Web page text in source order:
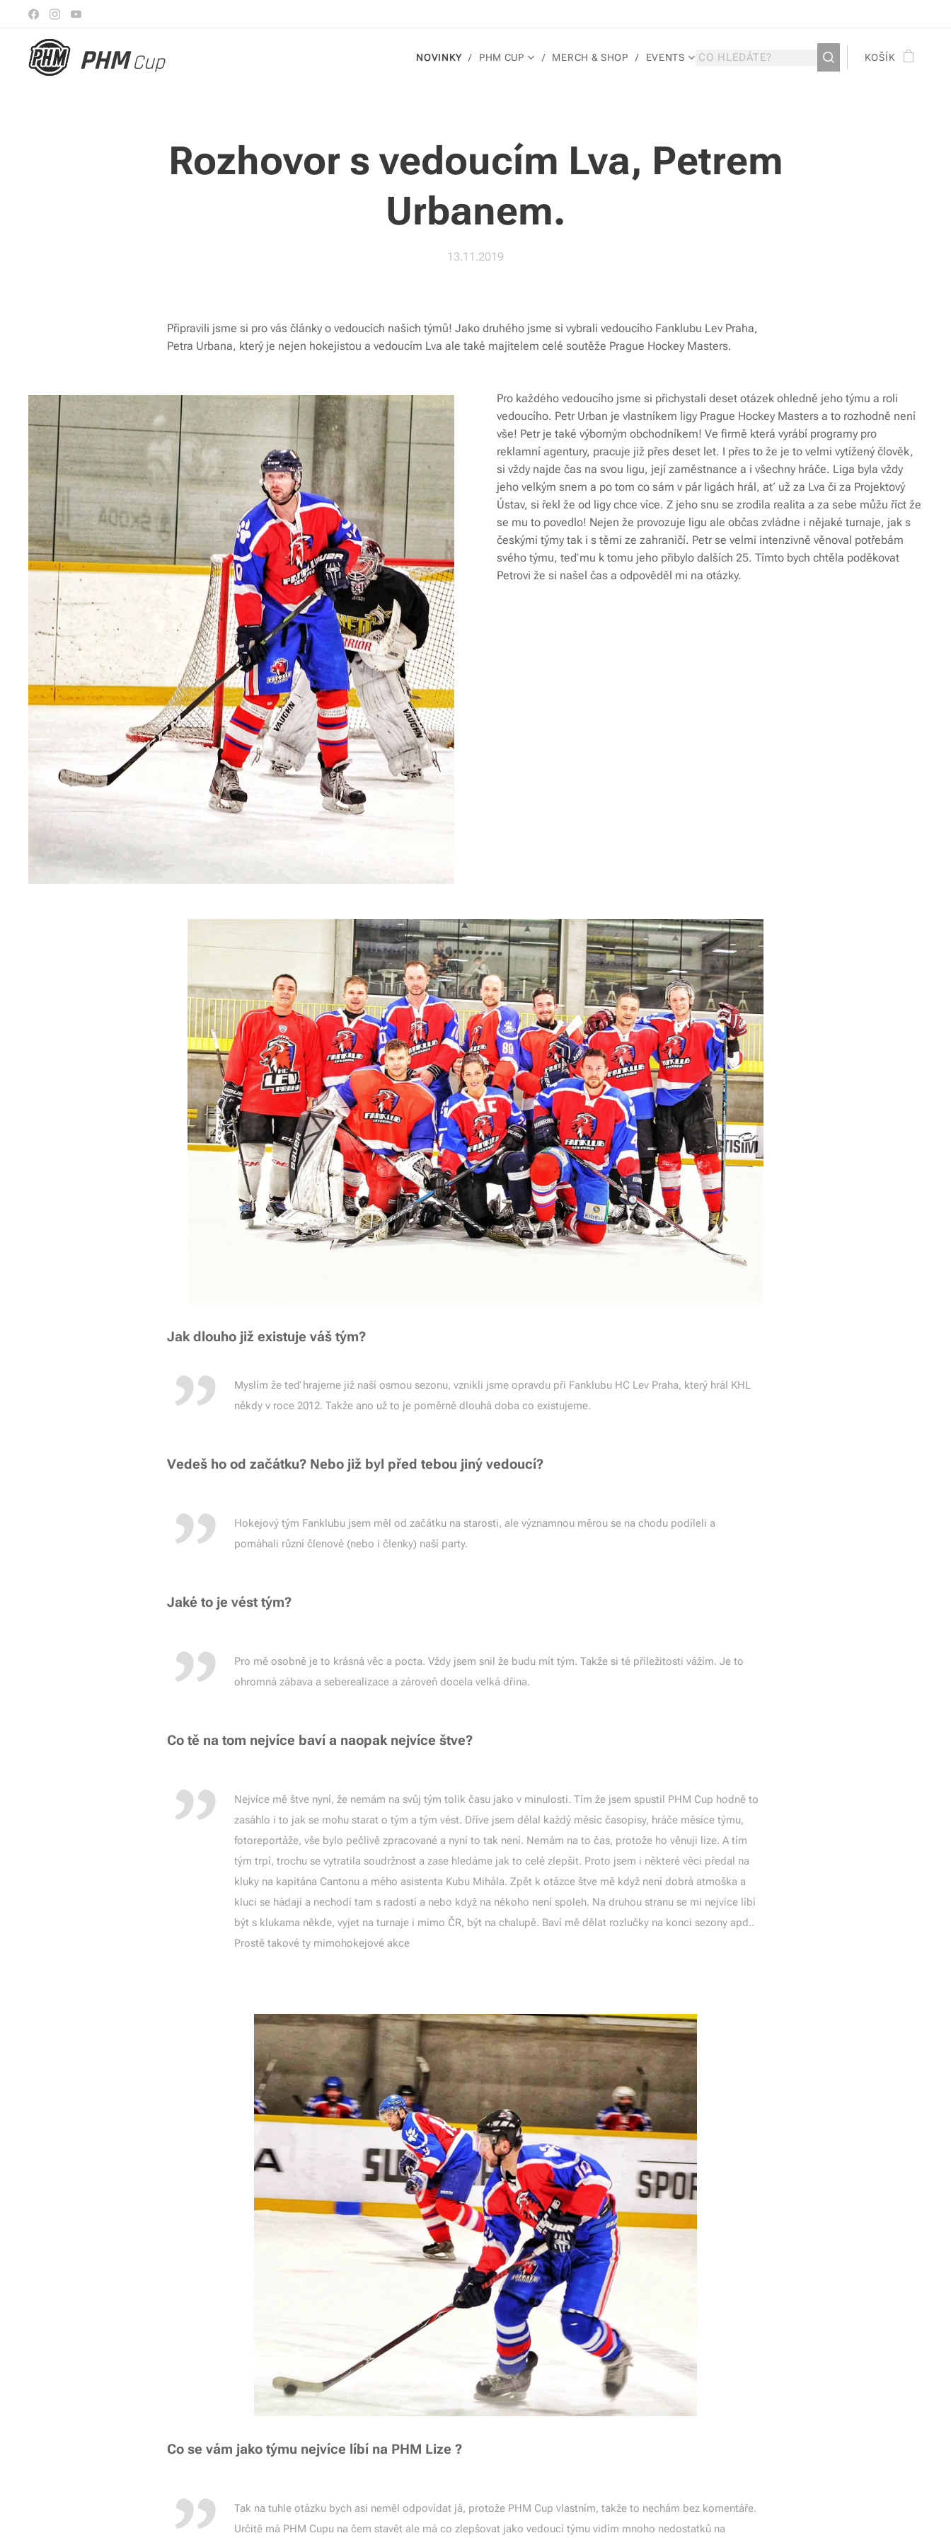
PHM Cup NOVINKY PHM CUP MERCH & SHOP EVENTS KOŠÍK
Rozhovor s vedoucím Lva, Petrem
Urbanem.
13.11.2019
Připravili jsme si pro vás články o vedoucích našich týmů! Jako druhého jsme si vybrali vedoucího Fanklubu Lev Praha,
Petra Urbana, který je nejen hokejistou a vedoucím Lva ale také majitelem celé soutěže Prague Hockey Masters.
Pro každého vedoucího jsme si přichystali deset otázek ohledně jeho týmu a roli
vedoucího. Petr Urban je vlastníkem ligy Prague Hockey Masters a to rozhodně není
vše! Petr je také výborným obchodníkem! Ve firmě která vyrábí programy pro
reklamní agentury, pracuje již přes deset let. I přes to že je to velmi vytížený člověk,
si vždy najde čas na svou ligu, její zaměstnance a i všechny hráče. Liga byla vždy
jeho velkým snem a po tom co sám v pár ligách hrál, ať už za Lva či za Projektový
Ústav, si řekl že od ligy chce více. Z jeho snu se zrodila realita a za sebe můžu říct že
se mu to povedlo! Nejen že provozuje ligu ale občas zvládne i nějaké turnaje, jak s
českými týmy tak i s těmi ze zahraničí. Petr se velmi intenzivně věnoval potřebám
svého týmu, teď mu k tomu jeho přibylo dalších 25. Tímto bych chtěla poděkovat
Petrovi že si našel čas a odpověděl mi na otázky.
Jak dlouho již existuje váš tým?
Myslím že teď hrajeme již naší osmou sezonu, vznikli jsme opravdu při Fanklubu HC Lev Praha, který hrál KHL
někdy v roce 2012. Takže ano už to je poměrně dlouhá doba co existujeme.
Vedeš ho od začátku? Nebo již byl před tebou jiný vedoucí?
Hokejový tým Fanklubu jsem měl od začátku na starosti, ale významnou měrou se na chodu podíleli a
pomáhali různí členové (nebo i členky) naší party.
Jaké to je vést tým?
Pro mě osobně je to krásná věc a pocta. Vždy jsem snil že budu mít tým. Takže si té příležitosti vážím. Je to
ohromná zábava a seberealizace a zároveň docela velká dřina.
Co tě na tom nejvíce baví a naopak nejvíce štve?
Nejvíce mě štve nyní, že nemám na svůj tým tolik času jako v minulosti. Tím že jsem spustil PHM Cup hodně to
zasáhlo i to jak se mohu starat o tým a tým vést. Dříve jsem dělal každý měsíc časopisy, hráče měsíce týmu,
fotoreportáže, vše bylo pečlivě zpracované a nyní to tak není. Nemám na to čas, protože ho věnuji lize. A tím
tým trpí, trochu se vytratila soudržnost a zase hledáme jak to celé zlepšit. Proto jsem i některé věci předal na
kluky na kapitána Cantonu a mého asistenta Kubu Mihála. Zpět k otázce štve mě když není dobrá atmoška a
kluci se hádají a nechodí tam s radostí a nebo když na někoho není spoleh. Na druhou stranu se mi nejvíce líbí
být s klukama někde, vyjet na turnaje i mimo ČR, být na chalupě. Baví mě dělat rozlučky na konci sezony apd..
Prostě takové ty mimohokejové akce
Co se vám jako týmu nejvíce líbí na PHM Lize ?
Tak na tuhle otázku bych asi neměl odpovídat já, protože PHM Cup vlastním, takže to nechám bez komentáře.
Určitě má PHM Cupu na čem stavět ale má co zlepšovat jako vedoucí týmu vidím mnoho nedostatků na